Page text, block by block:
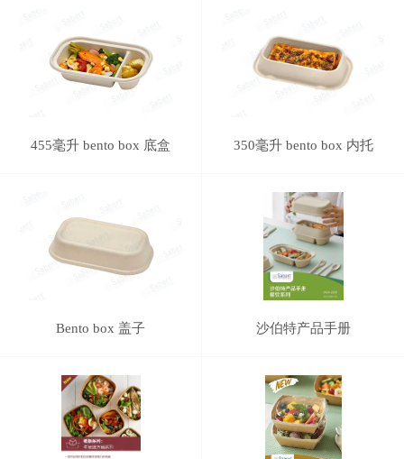
455毫升 bento box 底盒 350毫升 bento box 内托
Bento box 盖子 沙伯特产品手册